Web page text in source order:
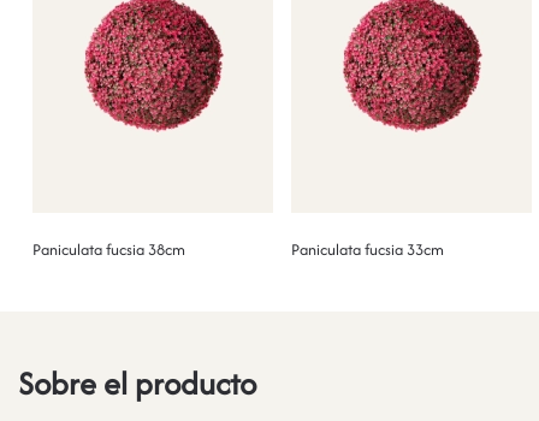
Paniculata fucsia 38cm Paniculata fucsia 33cm
Sobre el producto